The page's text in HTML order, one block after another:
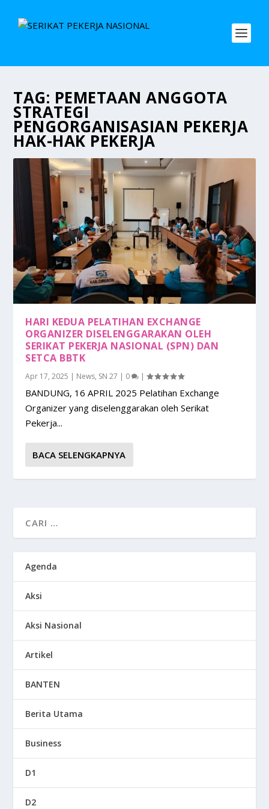
TAG: PEMETAAN ANGGOTA
STRATEGI
PENGORGANISASIAN PEKERJA
HAK-HAK PEKERJA
HARI KEDUA PELATIHAN EXCHANGE
ORGANIZER DISELENGGARAKAN OLEH
SERIKAT PEKERJA NASIONAL (SPN) DAN
SETCA BBTK
Apr 17, 2025 | News, SN 27 | 0 |
BANDUNG, 16 APRIL 2025 Pelatihan Exchange
Organizer yang diselenggarakan oleh Serikat
Pekerja...
BACA SELENGKAPNYA
Agenda
Aksi
Aksi Nasional
Artikel
BANTEN
Berita Utama
Business
D1
D2